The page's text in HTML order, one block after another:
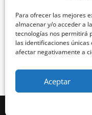
Para ofrecer las mejores
almacenar y/o acceder a
tecnologías nos permitirá
las identificaciones
afectar negativamente a
Aceptar